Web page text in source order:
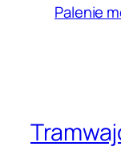
Palenie